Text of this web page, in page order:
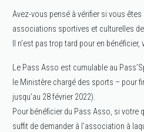
Avez-vous pensé à vérifier si vous
associations sportives et culturelles
Il n’est pas trop tard pour en
Le Pass Asso est cumulable au
le Ministère chargé des sports – pour
jusqu’au 28 février 2022).
Pour bénéficier du Pass Asso, si
suffit de demander à l’association à